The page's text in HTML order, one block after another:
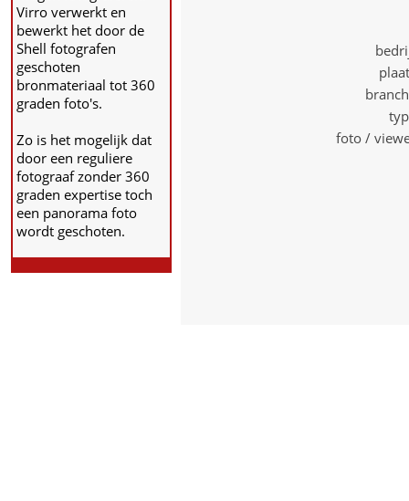
Virro verwerkt en
bewerkt het door de
Shell fotografen
geschoten
bronmateriaal tot 360
graden foto's.
Zo is het mogelijk dat
door een reguliere
fotograaf zonder 360
graden expertise toch
een panorama foto
wordt geschoten.
foto /